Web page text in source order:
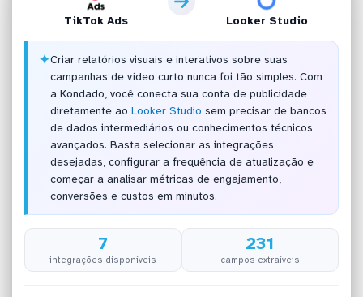
TikTok Ads Looker Studio
✦Criar relatórios visuais e interativos sobre suas
campanhas de vídeo curto nunca foi tão simples. Com
a Kondado, você conecta sua conta de publicidade
diretamente ao Looker Studio sem precisar de bancos
de dados intermediários ou conhecimentos técnicos
avançados. Basta selecionar as integrações
desejadas, configurar a frequência de atualização e
começar a analisar métricas de engajamento,
conversões e custos em minutos.
7
integrações disponíveis
231
campos extraíveis